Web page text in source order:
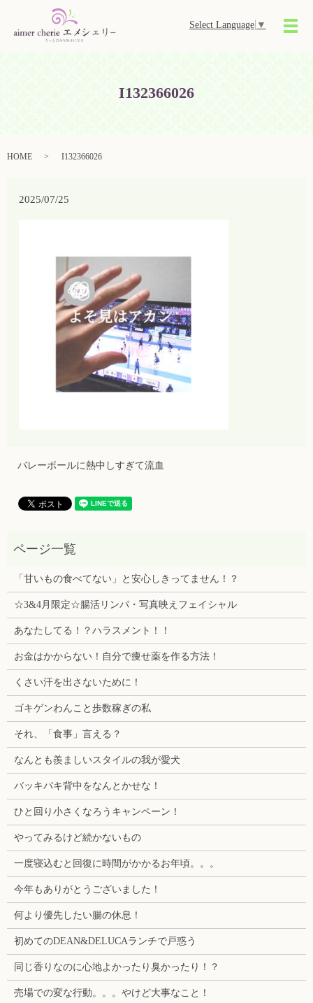
Select Language ▼
メ
I132366026
HOME I132366026
2025/07/25
バレーボールに熱中しすぎて流血
「甘いもの食べてない」と安心しきってません！？
☆3&4月限定☆腸活リンパ・写真映えフェイシャル
あなたしてる！？ハラスメント！！
お金はかからない！自分で痩せ薬を作る方法！
くさい汗を出さないために！
ゴキゲンわんこと歩数稼ぎの私
それ、「食事」言える？
なんとも羨ましいスタイルの我が愛犬
バッキバキ背中をなんとかせな！
ひと回り小さくなろうキャンペーン！
やってみるけど続かないもの
一度寝込むと回復に時間がかかるお年頃。。。
今年もありがとうございました！
何より優先したい腸の休息！
初めてのDEAN&DELUCAランチで戸惑う
同じ香りなのに心地よかったり臭かったり！？
売場での変な行動。。。やけど大事なこと！